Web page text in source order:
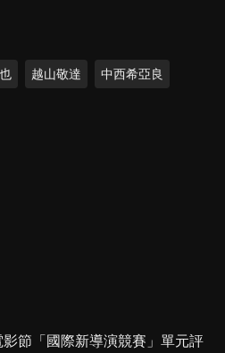
越山敬達 中西希亞良
節「國際新導演競賽」單元評